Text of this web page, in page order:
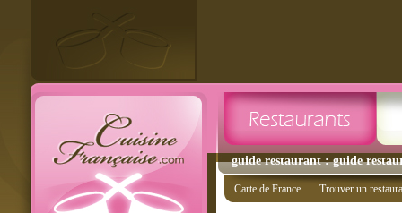
guide restaurant : guide
Carte de France Trouver un